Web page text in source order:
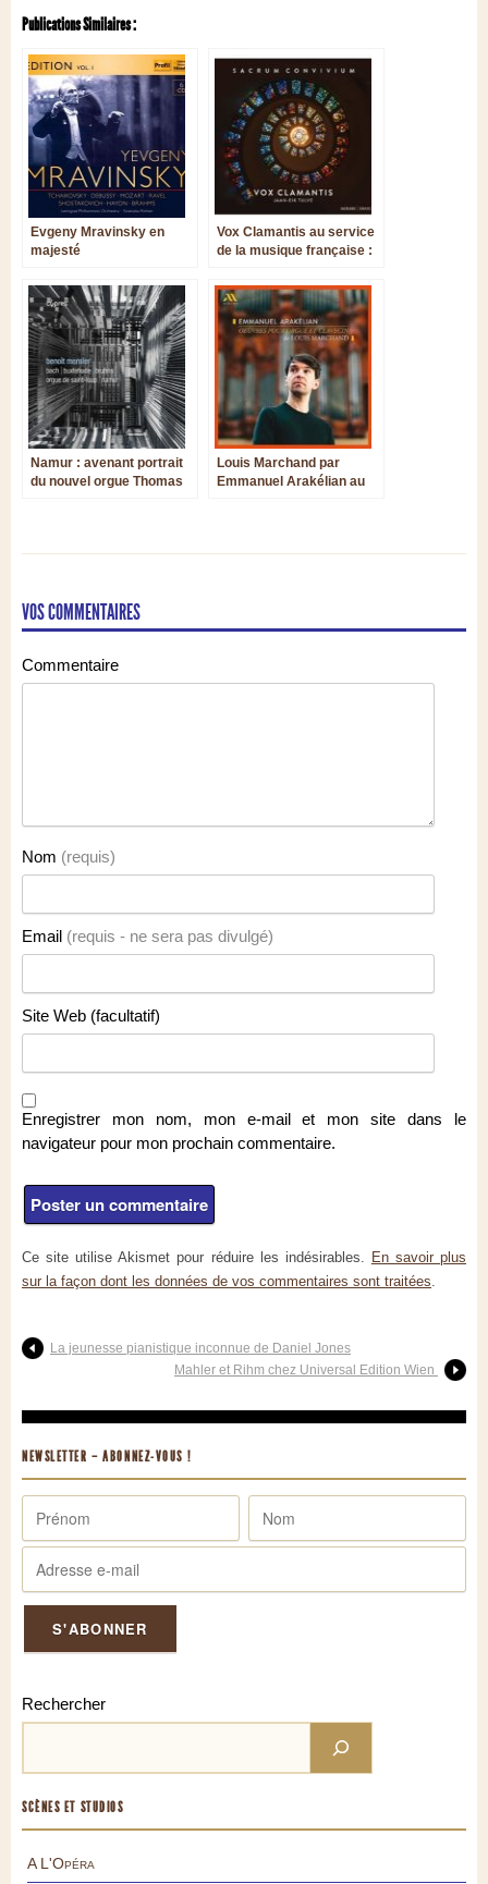
Publications Similaires :
Evgeny Mravinsky en
majesté
Vox Clamantis au service
de la musique française :
Namur : avenant portrait
du nouvel orgue Thomas
Louis Marchand par
Emmanuel Arakélian au
VOS COMMENTAIRES
Commentaire
Nom (requis)
Email (requis - ne sera pas divulgé)
Site Web (facultatif)
Enregistrer mon nom, mon e-mail et mon site dans le
navigateur pour mon prochain commentaire.
Ce site utilise Akismet pour réduire les indésirables. En savoir plus
sur la façon dont les données de vos commentaires sont traitées
La jeunesse pianistique inconnue de Daniel Jones
Mahler et Rihm chez Universal Edition Wien
NEWSLETTER – ABONNEZ-VOUS !
Rechercher
SCÈNES ET STUDIOS
A L'Opéra